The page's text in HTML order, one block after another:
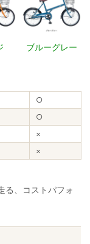
ブルーグレー
○
○
×
×
る、コストパフォ